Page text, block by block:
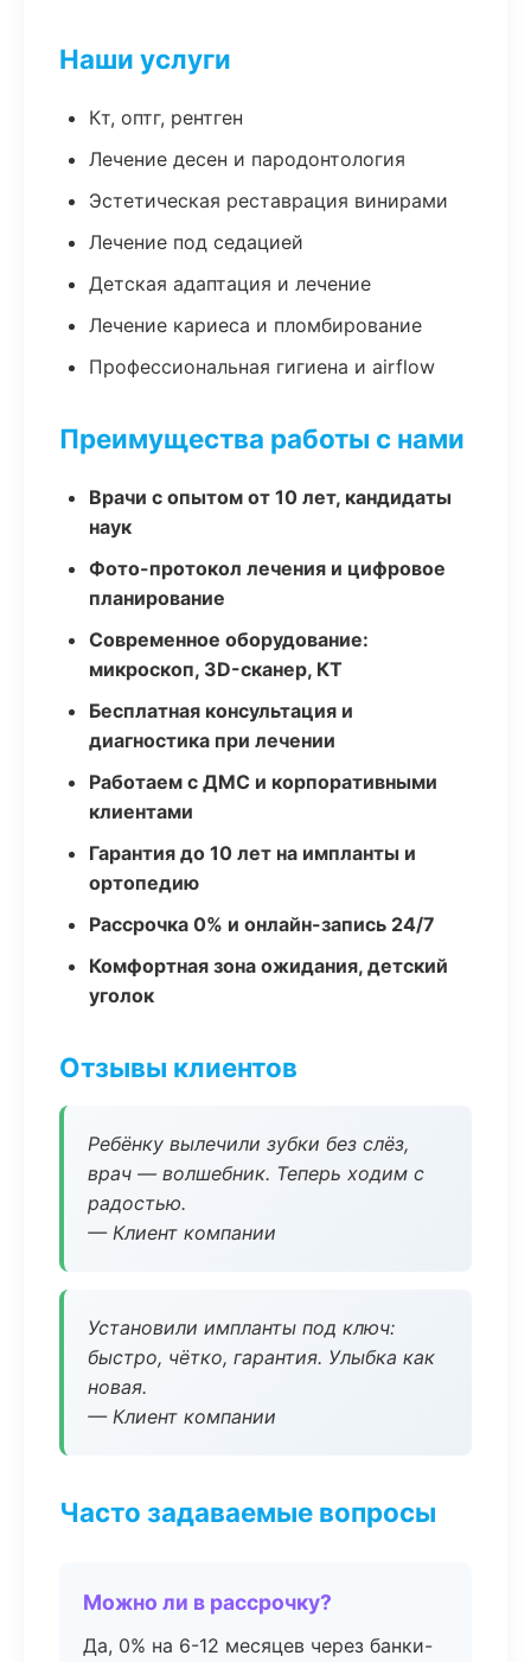
Наши услуги
Кт, оптг, рентген
Лечение десен и пародонтология
Эстетическая реставрация винирами
Лечение под седацией
Детская адаптация и лечение
Лечение кариеса и пломбирование
Профессиональная гигиена и airflow
Преимущества работы с нами
Врачи с опытом от 10 лет, кандидаты
наук
Фото-протокол лечения и цифровое
планирование
Современное оборудование:
микроскоп, 3D-сканер, КТ
Бесплатная консультация и
диагностика при лечении
Работаем с ДМС и корпоративными
клиентами
Гарантия до 10 лет на импланты и
ортопедию
Рассрочка 0% и онлайн-запись 24/7
Комфортная зона ожидания, детский
уголок
Отзывы клиентов
Ребёнку вылечили зубки без слёз,
врач — волшебник. Теперь ходим с
радостью.
— Клиент компании
Установили импланты под ключ:
быстро, чётко, гарантия. Улыбка как
новая.
— Клиент компании
Часто задаваемые вопросы
Можно ли в рассрочку?
Да, 0% на 6-12 месяцев через банки-